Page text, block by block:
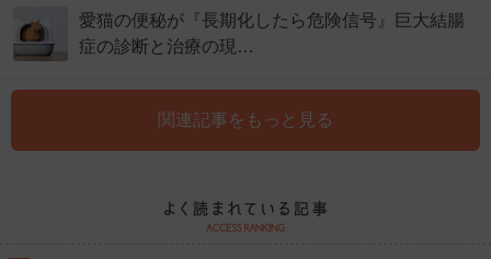
愛猫の便秘が『長期化したら危険信号』巨大結腸
症の診断と治療の現…
関連記事をもっと見る